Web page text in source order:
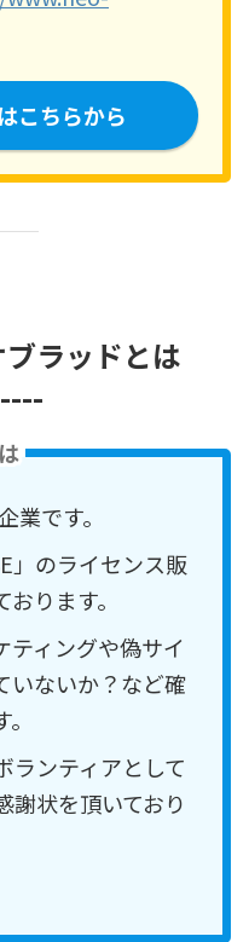
こちらから
ラッドとは
業です。
」のライセンス販
ります。
ティングや偽サイ
いないか？など確
ランティアとして
謝状を頂いており